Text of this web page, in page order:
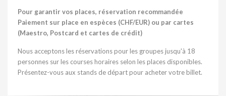
Pour garantir vos places, réservation recommandée
Paiement sur place en espèces (CHF/EUR) ou par cartes
(Maestro, Postcard et cartes de crédit)
Nous acceptons les réservations pour les groupes jusqu'à 18
personnes sur les courses horaires selon les places disponibles.
Présentez-vous aux stands de départ pour acheter votre billet.